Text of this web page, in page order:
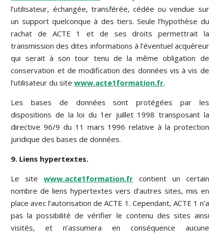
l’utilisateur, échangée, transférée, cédée ou vendue sur
un support quelconque à des tiers. Seule l’hypothèse du
rachat de ACTE 1 et de ses droits permettrait la
transmission des dites informations à l’éventuel acquéreur
qui serait à son tour tenu de la même obligation de
conservation et de modification des données vis à vis de
l’utilisateur du sitewww.acte1formation.fr.
Les bases de données sont protégées par les
dispositions de la loi du 1er juillet 1998 transposant la
directive 96/9 du 11 mars 1996 relative à la protection
juridique des bases de données.
9. Liens hypertextes.
Le sitewww.acte1formation.fr contient un certain
nombre de liens hypertextes vers d’autres sites, mis en
place avec l’autorisation de ACTE 1. Cependant, ACTE 1 n’a
pas la possibilité de vérifier le contenu des sites ainsi
visités, et n’assumera en conséquence aucune